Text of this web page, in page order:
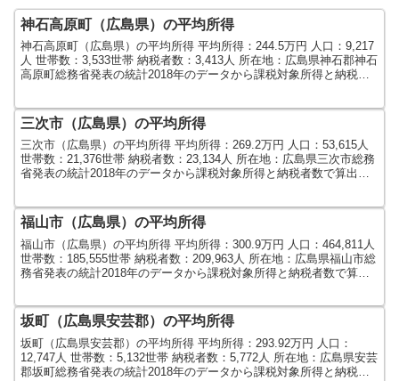
神石高原町（広島県）の平均所得
神石高原町（広島県）の平均所得 平均所得：244.5万円 人口：9,217
人 世帯数：3,533世帯 納税者数：3,413人 所在地：広島県神石郡神石
高原町総務省発表の統計2018年のデータから課税対象所得と納税者
三次市（広島県）の平均所得
三次市（広島県）の平均所得 平均所得：269.2万円 人口：53,615人
世帯数：21,376世帯 納税者数：23,134人 所在地：広島県三次市総務
省発表の統計2018年のデータから課税対象所得と納税者数で算出し
福山市（広島県）の平均所得
福山市（広島県）の平均所得 平均所得：300.9万円 人口：464,811人
世帯数：185,555世帯 納税者数：209,963人 所在地：広島県福山市総
務省発表の統計2018年のデータから課税対象所得と納税者数で算出
坂町（広島県安芸郡）の平均所得
坂町（広島県安芸郡）の平均所得 平均所得：293.92万円 人口：
12,747人 世帯数：5,132世帯 納税者数：5,772人 所在地：広島県安芸
郡坂町総務省発表の統計2018年のデータから課税対象所得と納税者